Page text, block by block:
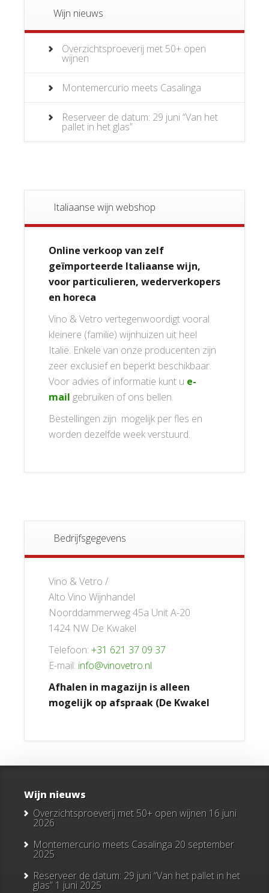
Wijn nieuws
Overzichtsproeverij met 50+ open
wijnen
Montemercurio meets Casalinga
Reserveer de datum: 29 juni “Van het
pallet in het glas”
Italiaanse wijn webshop
Online verkoop van zelf
geïmporteerde Italiaanse wijn,
voor particulieren, wederverkopers
en horeca
Vino & Vetro vertegenwoordigt vooral
kleinere (familie) wijnhuizen uit heel
Italië. Enkele van onze producenten zijn
zeer exclusief en beperkt beschikbaar.
Voor advies of informatie kunt u e-
mail gebruiken of ons bellen.
Bestellingen zijn mogelijk per fles en
worden dezelfde week verstuurd.
Bedrijfsgegevens
Vino & Vetro /
Alto Vino Wijnhandel
Noorddammerweg 45a Unit A-20
1424 NW De Kwakel
Telefoon: +31 621 37 09 37
E-mail: info@vinovetro.nl
Afhalen in magazijn is alleen
mogelijk op afspraak (De Kwakel
Wijn nieuws
Overzichtsproeverij met 50+ open wijnen 16 juni
2026
Montemercurio meets Casalinga 20 september
2025
Reserveer de datum: 29 juni “Van het pallet in het
glas” 1 juni 2025